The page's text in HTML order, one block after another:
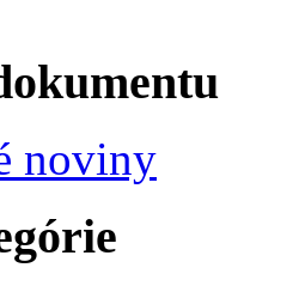
noviny